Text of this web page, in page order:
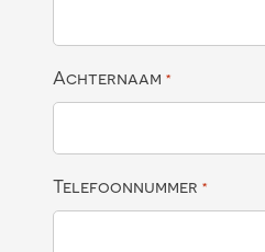
Achternaam *
Telefoonnummer *